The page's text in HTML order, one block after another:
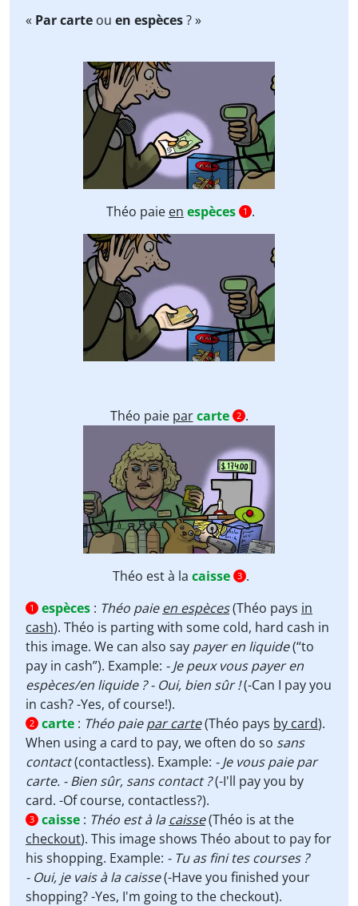
« Par carte ou en espèces? »
Théo paie en espèces 1 .
Théo paie par carte 2 .
Théo est à la caisse 3 .
1 espèces : Théo paieen espèces(Théo pays in
cash). Théo is parting with some cold, hard cash in
this image. We can also say payer en liquide(“to
pay in cash”). Example: - Je peux vous payer en
espèces/en liquide ? - Oui, bien sûr !(-Can I pay you
in cash? -Yes, of course!).
2 carte : Théo paiepar carte(Théo pays by card).
When using a card to pay, we often do so sans
contact(contactless). Example: - Je vous paie par
carte. - Bien sûr, sans contact ?(-I'll pay you by
card. -Of course, contactless?).
3 caisse : Théo est à lacaisse(Théo is at the
checkout). This image shows Théo about to pay for
his shopping. Example: - Tu as fini tes courses ?
- Oui, je vais à la caisse(-Have you finished your
shopping? -Yes, I'm going to the checkout).